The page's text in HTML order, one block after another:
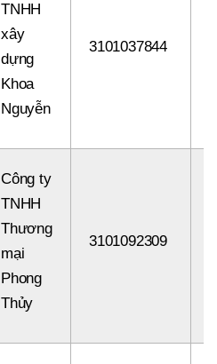
TNHH
xây
dựng
Khoa
Nguyễn
3101037844
Công ty
TNHH
Thương
mại
Phong
Thủy
3101092309